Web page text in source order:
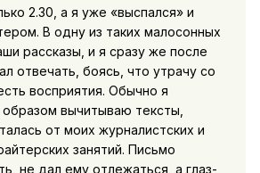
2.30, а я уже «выспался» и
В одну из таких малосонных
рассказы, и я сразу же после
отвечать, боясь, что утрачу со
восприятия. Обычно я
вычитываю тексты,
от моих журналистских и
занятий. Письмо
не дал ему отлежаться, а глаз-